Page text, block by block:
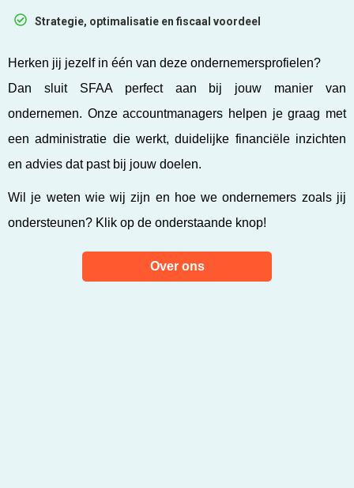
Strategie, optimalisatie en fiscaal voordeel
Herken jij jezelf in één van deze ondernemersprofielen?
Dan sluit SFAA perfect aan bij jouw manier van
ondernemen. Onze accountmanagers helpen je graag met
een administratie die werkt, duidelijke financiële inzichten
en advies dat past bij jouw doelen.
Wil je weten wie wij zijn en hoe we ondernemers zoals jij
ondersteunen? Klik op de onderstaande knop!
Over ons